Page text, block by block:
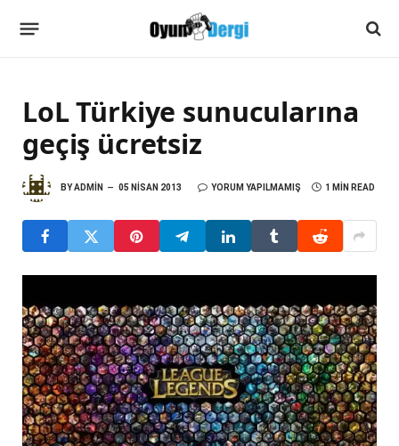
LoL Türkiye sunucularına
geçiş ücretsiz
BYADMIN 05 NISAN 2013 YORUM YAPILMAMIŞ 1 MIN READ